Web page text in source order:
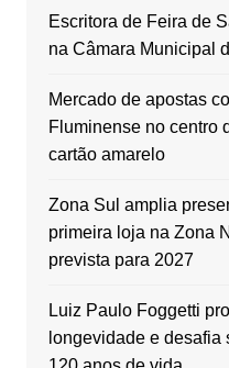
Escritora de Feira de
na Câmara Municipal
Mercado de apostas
Fluminense no centro
cartão amarelo
Zona Sul amplia
primeira loja na Zona
prevista para 2027
Luiz Paulo Foggetti
longevidade e